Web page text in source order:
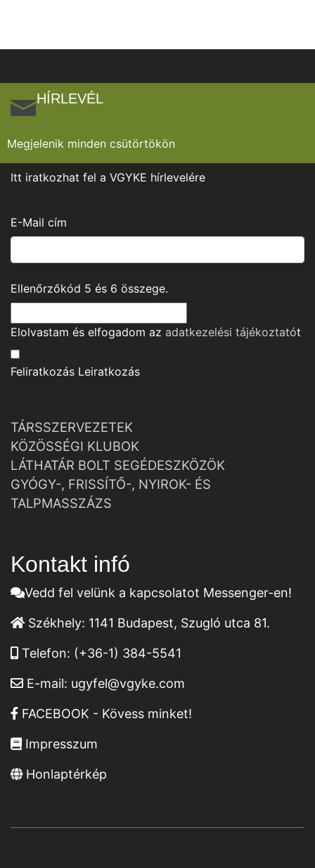
HÍRLEVÉL
Megjelenik minden csütörtökön
Itt iratkozhat fel a VGYKE hírlevelére
E-Mail cím
Ellenőrzőkód 5 és 6 összege.
Elolvastam és elfogadom az adatkezelési tájékoztatót
Feliratkozás Leiratkozás
TÁRSSZERVEZETEK
KÖZÖSSÉGI KLUBOK
LÁTHATÁR BOLT SEGÉDESZKÖZÖK
GYÓGY-, FRISSÍTŐ-, NYIROK- ÉS
TALPMASSZÁZS
Kontakt infó
Vedd fel velünk a kapcsolatot Messenger-en!
Székhely: 1141 Budapest, Szugló utca 81.
Telefon: (+36-1) 384-5541
E-mail: ugyfel@vgyke.com
FACEBOOK - Kövess minket!
Impresszum
Honlaptérkép